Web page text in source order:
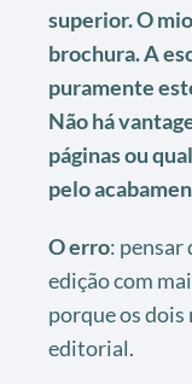
superior. O
brochura. A
puramente
Não há
páginas ou
pelo
O erro: pensar
edição com
porque os dois
editorial.